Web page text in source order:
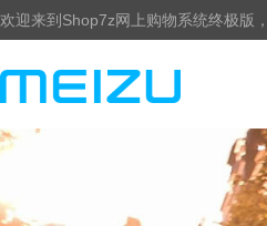
欢迎来到Shop7z网上购物系统终极版，